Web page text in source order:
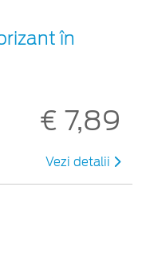
în
€ 7,89
Vezi detalii